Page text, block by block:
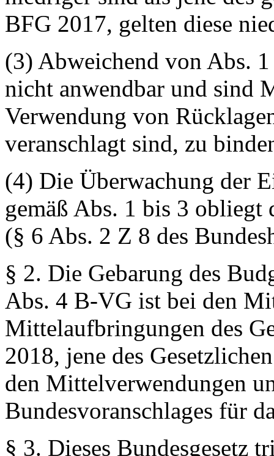
BFG 2017, gelten diese
(3) Abweichend von Abs.
nicht anwendbar und sind
Verwendung von
veranschlagt sind, zu
(4) Die Überwachung der
gemäß Abs. 1 bis 3 obliegt
(§ 6 Abs. 2 Z 8 des
§ 2. Die Gebarung des
Abs. 4 B-VG ist bei den
Mittelaufbringungen des
2018, jene des
den Mittelverwendungen
Bundesvoranschlages für
§ 3. Dieses Bundesgesetz